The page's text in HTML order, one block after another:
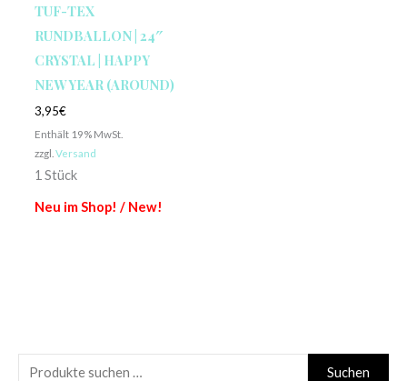
Suchen
TUF-TEX
RUNDBALLON | 24″
CRYSTAL | HAPPY
NEW YEAR (AROUND)
3,95€
Enthält 19% MwSt.
zzgl. Versand
1 Stück
Neu im Shop! / New!